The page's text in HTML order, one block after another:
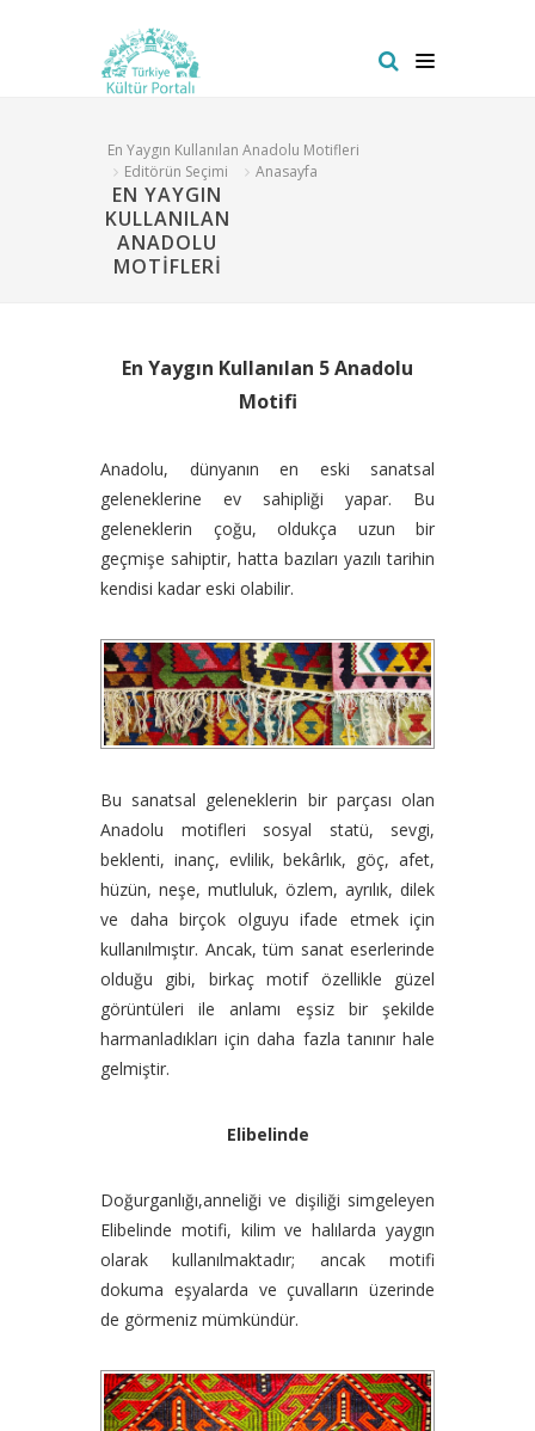
En Yaygın Kullanılan Anadolu Motifleri
Editörün Seçimi
Anasayfa
EN YAYGIN
KULLANILAN
ANADOLU
MOTİFLERİ
En Yaygın Kullanılan 5 Anadolu
Motifi
Anadolu, dünyanın en eski sanatsal
geleneklerine ev sahipliği yapar. Bu
geleneklerin çoğu, oldukça uzun bir
geçmişe sahiptir, hatta bazıları yazılı tarihin
kendisi kadar eski olabilir.
Bu sanatsal geleneklerin bir parçası olan
Anadolu motifleri sosyal statü, sevgi,
beklenti, inanç, evlilik, bekârlık, göç, afet,
hüzün, neşe, mutluluk, özlem, ayrılık, dilek
ve daha birçok olguyu ifade etmek için
kullanılmıştır. Ancak, tüm sanat eserlerinde
olduğu gibi, birkaç motif özellikle güzel
görüntüleri ile anlamı eşsiz bir şekilde
harmanladıkları için daha fazla tanınır hale
gelmiştir.
Elibelinde
Doğurganlığı,anneliği ve dişiliği simgeleyen
Elibelinde motifi, kilim ve halılarda yaygın
olarak kullanılmaktadır; ancak motifi
dokuma eşyalarda ve çuvalların üzerinde
de görmeniz mümkündür.